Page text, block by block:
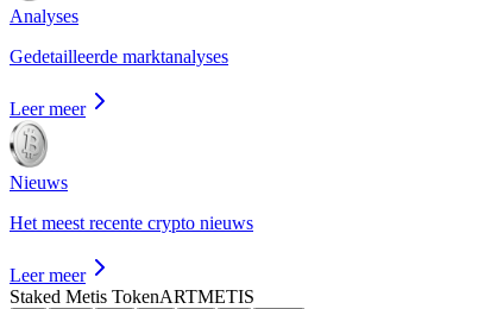
Analyses
Gedetailleerde marktanalyses
Leer meer
Nieuws
Het meest recente crypto nieuws
Leer meer
Staked Metis TokenARTMETIS